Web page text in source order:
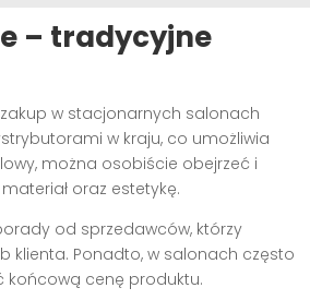
– tradycyjne
w stacjonarnych salonach
w kraju, co umożliwia
można osobiście obejrzeć i
oraz estetykę.
od sprzedawców, którzy
Ponadto, w salonach często
końcową cenę produktu.